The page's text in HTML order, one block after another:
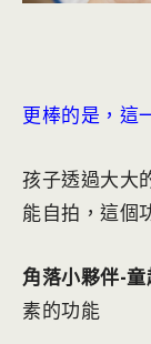
更棒的是，這
孩子透過大大
能自拍，這個
角落小夥伴-
素的功能